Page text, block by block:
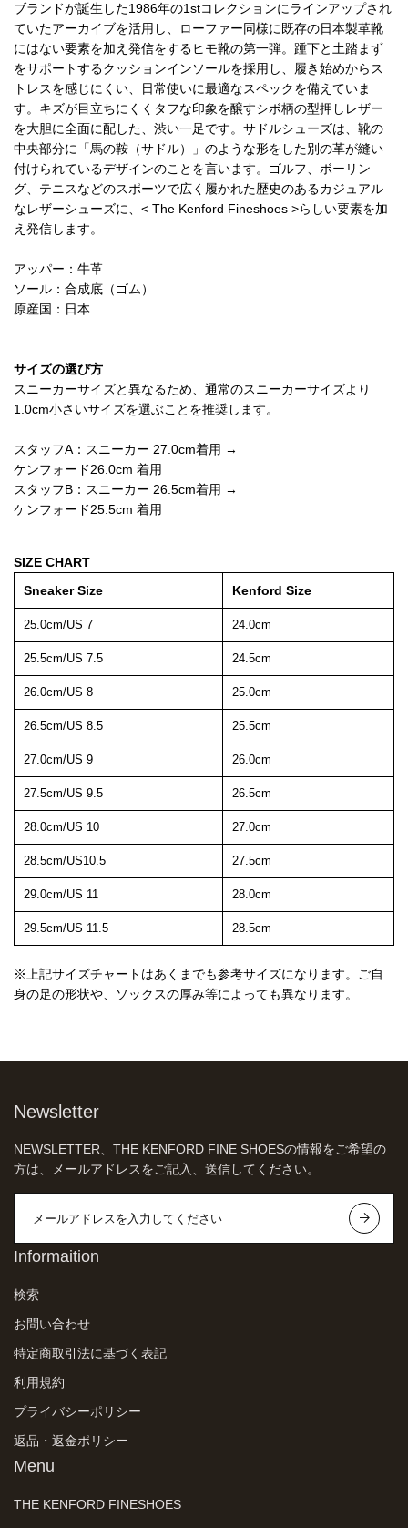
ブランドが誕生した1986年の1stコレクションにラインアップされ
ていたアーカイブを活用し、ローファー同様に既存の日本製革靴
にはない要素を加え発信をするヒモ靴の第一弾。踵下と土踏まず
をサポートするクッションインソールを採用し、履き始めからス
トレスを感じにくい、日常使いに最適なスペックを備えていま
す。キズが目立ちにくくタフな印象を醸すシボ柄の型押しレザー
を大胆に全面に配した、渋い一足です。サドルシューズは、靴の
中央部分に「馬の鞍（サドル）」のような形をした別の革が縫い
付けられているデザインのことを言います。ゴルフ、ボーリン
グ、テニスなどのスポーツで広く履かれた歴史のあるカジュアル
なレザーシューズに、< The Kenford Fineshoes >らしい要素を加
え発信します。
アッパー：牛革
ソール：合成底（ゴム）
原産国：日本
サイズの選び方
スニーカーサイズと異なるため、通常のスニーカーサイズより
1.0cm小さいサイズを選ぶことを推奨します。
スタッフA：スニーカー 27.0cm着用 →
ケンフォード26.0cm 着用
スタッフB：スニーカー 26.5cm着用 →
ケンフォード25.5cm 着用
SIZE CHART
Sneaker Size
Kenford Size
25.0cm/US 7 24.0cm
25.5cm/US 7.5 24.5cm
26.0cm/US 8 25.0cm
26.5cm/US 8.5 25.5cm
27.0cm/US 9 26.0cm
27.5cm/US 9.5 26.5cm
28.0cm/US 10 27.0cm
28.5cm/US10.5 27.5cm
29.0cm/US 11 28.0cm
29.5cm/US 11.5 28.5cm
※上記サイズチャートはあくまでも参考サイズになります。ご自
身の足の形状や、ソックスの厚み等によっても異なります。
Newsletter
NEWSLETTER、THE KENFORD FINE SHOESの情報をご希望の
方は、メールアドレスをご記入、送信してください。
Informaition
検索
お問い合わせ
特定商取引法に基づく表記
利用規約
プライバシーポリシー
返品・返金ポリシー
Menu
THE KENFORD FINESHOES